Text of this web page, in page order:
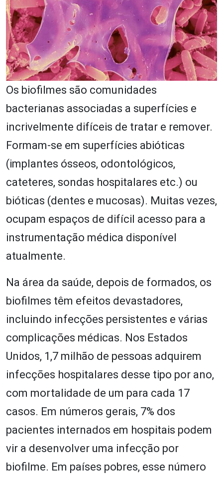
Os biofilmes são comunidades
bacterianas associadas a superfícies e
incrivelmente difíceis de tratar e remover.
Formam-se em superfícies abióticas
(implantes ósseos, odontológicos,
cateteres, sondas hospitalares etc.) ou
bióticas (dentes e mucosas). Muitas vezes,
ocupam espaços de difícil acesso para a
instrumentação médica disponível
atualmente.
Na área da saúde, depois de formados, os
biofilmes têm efeitos devastadores,
incluindo infecções persistentes e várias
complicações médicas. Nos Estados
Unidos, 1,7 milhão de pessoas adquirem
infecções hospitalares desse tipo por ano,
com mortalidade de um para cada 17
casos. Em números gerais, 7% dos
pacientes internados em hospitais podem
vir a desenvolver uma infecção por
biofilme. Em países pobres, esse número